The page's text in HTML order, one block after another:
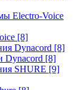
Electro-Voice
[8]
Dynacord [8]
Dynacord [8]
SHURE [9]